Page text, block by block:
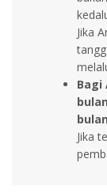
Jika
Bagi
Jika